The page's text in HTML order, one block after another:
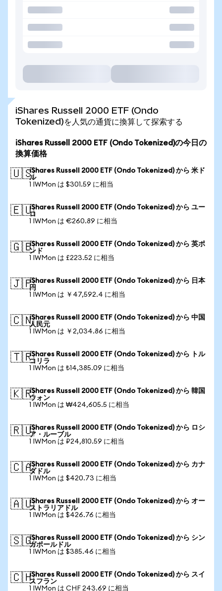
iShares Russell 2000 ETF (Ondo
Tokenized)を人気の通貨に換算して探索する
iShares Russell 2000 ETF (Ondo Tokenized)の今日の
換算価格
🇺🇸iShares Russell 2000 ETF (Ondo Tokenized) から 米ド
ル
1 IWMon は $301.59 に相当
🇪🇺iShares Russell 2000 ETF (Ondo Tokenized) から ユー
ロ
1 IWMon は €260.89 に相当
🇬🇧iShares Russell 2000 ETF (Ondo Tokenized) から 英ポ
ンド
1 IWMon は £223.52 に相当
🇯🇵iShares Russell 2000 ETF (Ondo Tokenized) から 日本
円
1 IWMon は ￥47,592.4 に相当
🇨🇳iShares Russell 2000 ETF (Ondo Tokenized) から 中国
人民元
1 IWMon は ￥2,034.86 に相当
🇹🇷iShares Russell 2000 ETF (Ondo Tokenized) から トル
コリラ
1 IWMon は ₺14,385.09 に相当
🇰🇷iShares Russell 2000 ETF (Ondo Tokenized) から 韓国
ウォン
1 IWMon は ₩424,605.5 に相当
🇷🇺iShares Russell 2000 ETF (Ondo Tokenized) から ロシ
ア・ルーブル
1 IWMon は ₽24,810.59 に相当
🇨🇦iShares Russell 2000 ETF (Ondo Tokenized) から カナ
ダドル
1 IWMon は $420.73 に相当
🇦🇺iShares Russell 2000 ETF (Ondo Tokenized) から オー
ストラリアドル
1 IWMon は $426.76 に相当
🇸🇬iShares Russell 2000 ETF (Ondo Tokenized) から シン
ガポールドル
1 IWMon は $385.46 に相当
🇨🇭iShares Russell 2000 ETF (Ondo Tokenized) から スイ
スフラン
1 IWMon は CHF 243.69 に相当